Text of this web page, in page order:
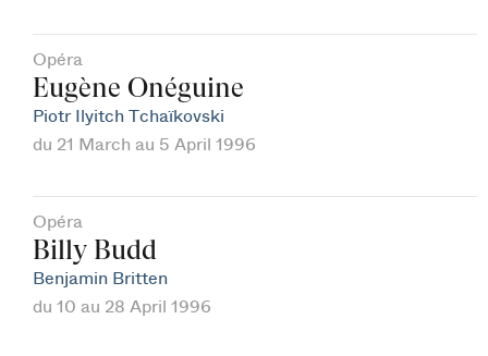
Opéra
Eugène Onéguine
Piotr Ilyitch Tchaïkovski
du 21 March au 5 April 1996
Opéra
Billy Budd
Benjamin Britten
du 10 au 28 April 1996